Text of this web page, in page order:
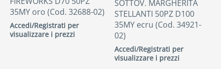
35MY oro (Cod. 32688-02)
Accedi/Registrati per
visualizzare i prezzi
SOTTOV. MARGHERITA
STELLANTI 50PZ D100
35MY ecru (Cod. 34921-
02)
Accedi/Registrati per
visualizzare i prezzi